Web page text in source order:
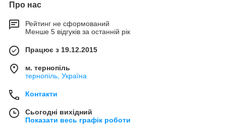
Про нас
Рейтинг не сформований
Менше 5 відгуків за останній рік
Працює з 19.12.2015
м. тернопіль
тернопіль, Україна
Контакти
Сьогодні вихідний
Показати весь графік роботи